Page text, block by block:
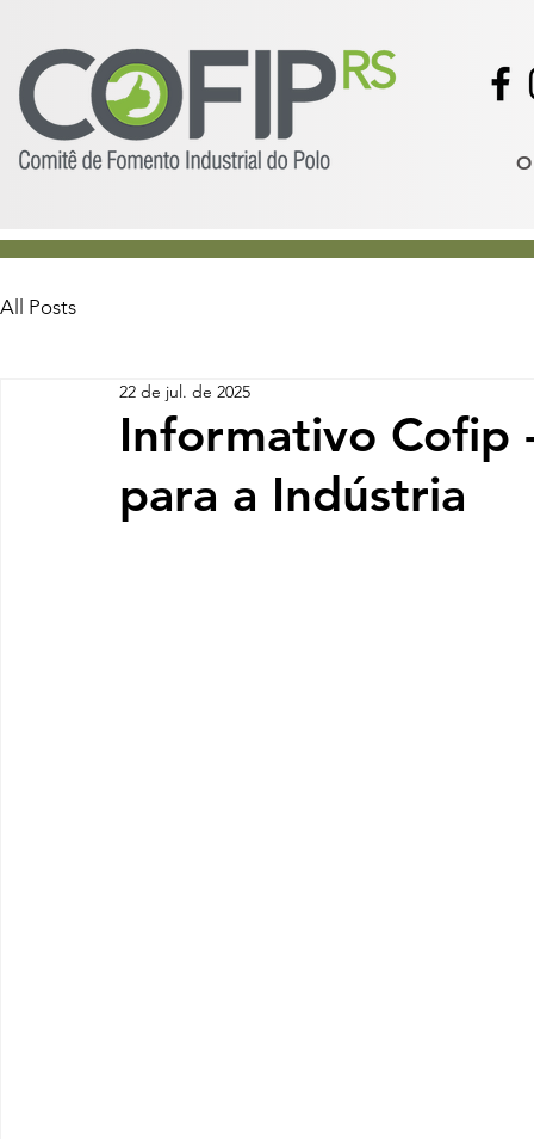
O
All Posts
Informativo Cofip
para a Indústria
22 de jul. de 2025